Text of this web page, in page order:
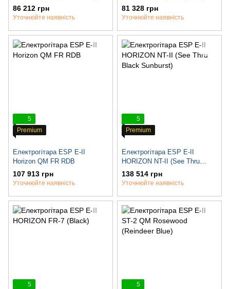
86 212 грн
Уточнюйте наявність
81 328 грн
Уточнюйте наявність
5
Premium
Електрогітара ESP E-II
Horizon QM FR RDB
107 913 грн
Уточнюйте наявність
5
Premium
Електрогітара ESP E-II
HORIZON NT-II (See Thru
Black Sunburst)
138 514 грн
Уточнюйте наявність
5
5